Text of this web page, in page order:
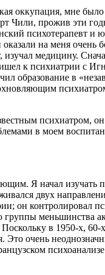
оккупация, мне
прожив эти
психотерапевт и
на меня очень
меди­цину.
к психиатрии с
образование в
психиатром,
в моем
Я начал изучать
двух
он контролировал
меньшинства
в 1950-х,
Это очень